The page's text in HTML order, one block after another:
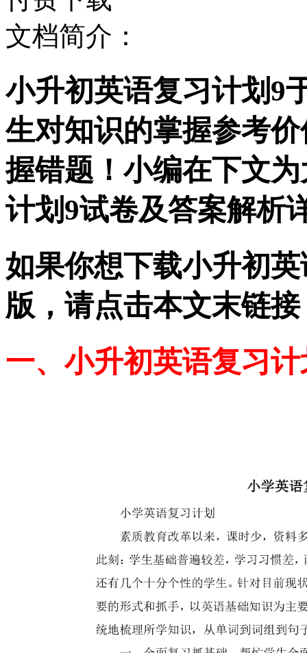
文档简介：
小升初英语复习计划9
生对知识的掌握参考
握错题！小编在下文
计划9试卷及答案解析
如果你想下载小升初
版，请点击本文末链接
一、小升初英语复习计